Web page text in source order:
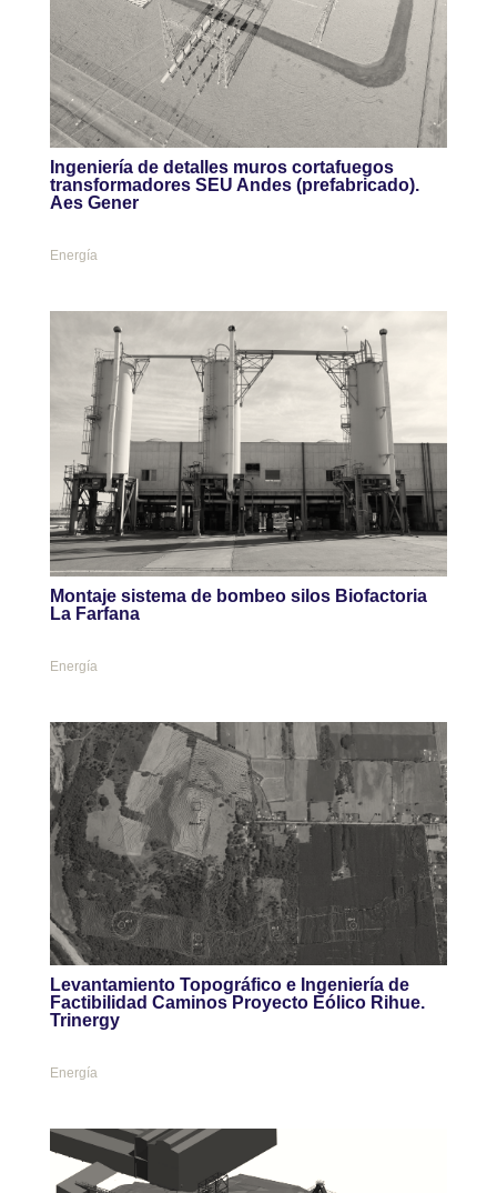
Ingeniería de detalles muros cortafuegos
transformadores SEU Andes (prefabricado).
Aes Gener
Energía
Montaje sistema de bombeo silos Biofactoria
La Farfana
Energía
Levantamiento Topográfico e Ingeniería de
Factibilidad Caminos Proyecto Eólico Rihue.
Trinergy
Energía